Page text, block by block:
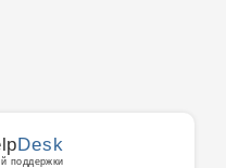
Desk
поддержки